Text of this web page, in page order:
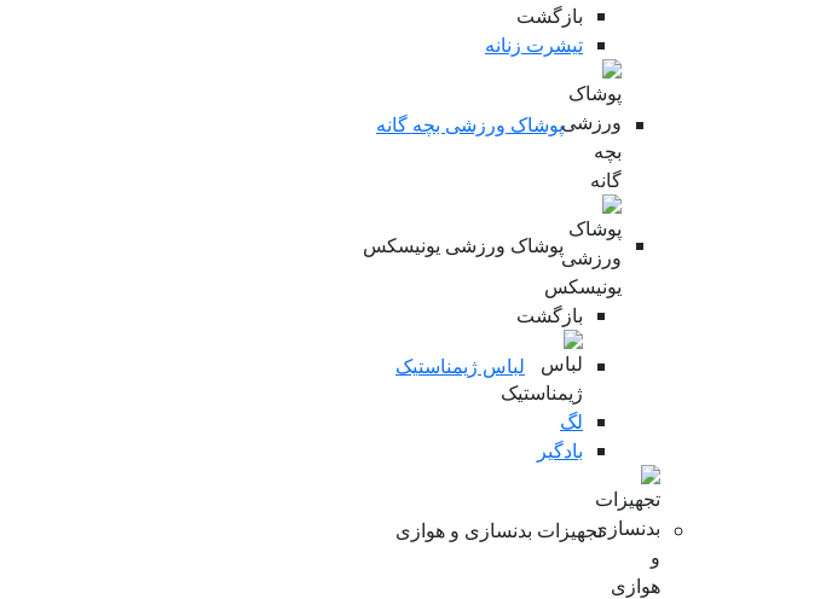
بازگشت
تیشرت زنانه
پوشاک ورزشی بچه گانه
پوشاک ورزشی یونیسکس
بازگشت
لباس ژیمناستیک
لگ
بادگیر
تجهیزات بدنسازی و هوازی